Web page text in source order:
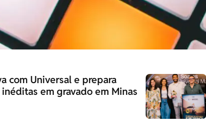
com Universal e prepara
em gravado em Minas